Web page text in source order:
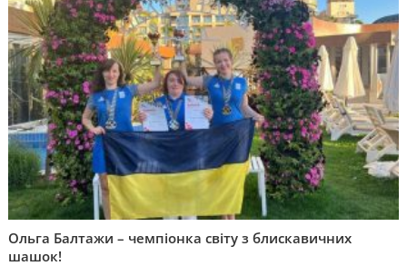
Ольга Балтажи – чемпіонка світу з блискавичних
шашок!